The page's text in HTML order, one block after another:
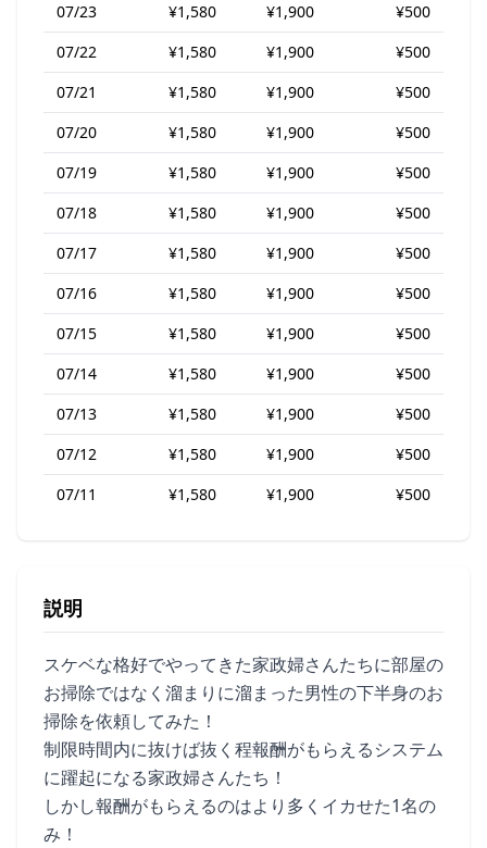
07/23
¥1,580 ¥1,900
¥500
07/22
¥1,580 ¥1,900
¥500
07/21
¥1,580 ¥1,900
¥500
07/20
¥1,580 ¥1,900
¥500
07/19
¥1,580 ¥1,900
¥500
07/18
¥1,580 ¥1,900
¥500
07/17
¥1,580 ¥1,900
¥500
07/16
¥1,580 ¥1,900
¥500
07/15
¥1,580 ¥1,900
¥500
07/14
¥1,580 ¥1,900
¥500
07/13
¥1,580 ¥1,900
¥500
07/12
¥1,580 ¥1,900
¥500
07/11
¥1,580 ¥1,900 ¥500
説明
スケベな格好でやってきた家政婦さんたちに部屋の
お掃除ではなく溜まりに溜まった男性の下半身のお
掃除を依頼してみた！
制限時間内に抜けば抜く程報酬がもらえるシステム
に躍起になる家政婦さんたち！
しかし報酬がもらえるのはより多くイカせた1名の
み！